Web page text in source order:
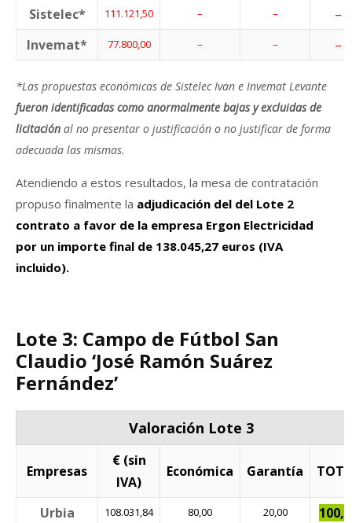
Sistelec* 111.121,50 – –
–
Invemat*
77.800,00 – – –
*Las propuestas económicas de Sistelec Ivan e Invemat Levante
fueron identificadas como anormalmente bajas y excluidas de
licitación al no presentar o justificación o no justificar de forma
adecuada las mismas.
Atendiendo a estos resultados, la mesa de contratación
propuso finalmente la adjudicación del del Lote 2
contrato a favor de la empresa Ergon Electricidad
por un importe final de 138.045,27 euros (IVA
incluido).
Lote 3: Campo de Fútbol San
Claudio ‘José Ramón Suárez
Fernández’
Valoración Lote 3
Empresas
€ (sin
IVA)
Económica Garantía
Urbia 108.031,84 80,00 20,00